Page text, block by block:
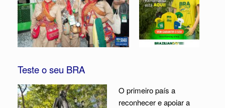
Teste o seu BRA
O primeiro país a
reconhecer e apoiar a